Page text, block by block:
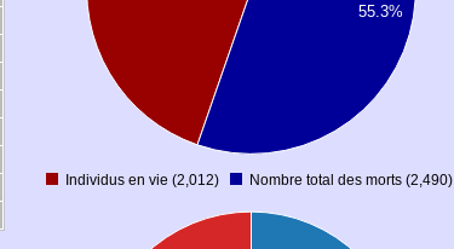
55.3%
0
Individus en vie (2,012) Nombre total des morts (2,490)